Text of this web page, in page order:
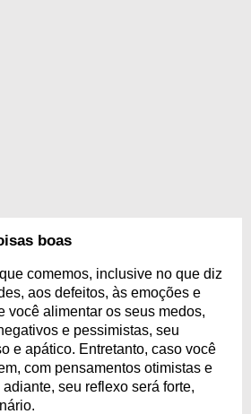
boas
comemos, inclusive no que diz
aos defeitos, às emoções e
você alimentar os seus medos,
e pessimistas, seu
e apático. Entretanto, caso você
com pensamentos otimistas e
seu reflexo será forte,